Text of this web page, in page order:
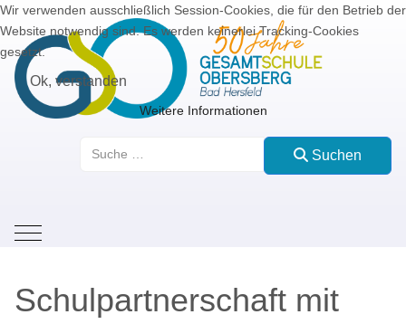
Suchen
Mobile Menu Toggle
Schulpartnerschaft mit
Wir verwenden ausschließlich Session-Cookies, die für den Betrieb der
Website notwendig sind. Es werden keinerlei Tracking-Cookies
gesetzt.
Ok, verstanden
Weitere Informationen